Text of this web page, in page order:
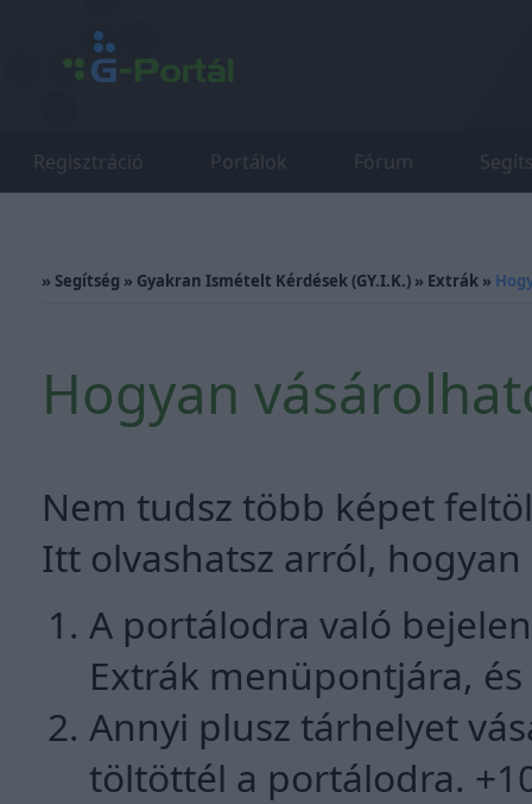
Regisztráció Portálok Fórum
» Segítség » Gyakran Ismételt Kérdések (GY.I.K.) » Extrák »
Hogyan
Nem tudsz több képet
Itt olvashatsz arról,
A portálodra való
Extrák menüpontjára,
Annyi plusz tárhelyet
töltöttél a portálodra.